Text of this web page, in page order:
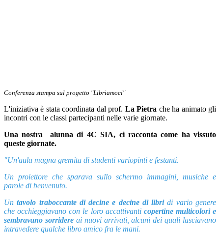
Conferenza stampa sul progetto "Libriamoci"
L'iniziativa è stata coordinata dal prof. La Pietra che ha animato gli
incontri con le classi partecipanti nelle varie giornate.
Una nostra alunna di 4C SIA, ci racconta come ha vissuto
queste giornate.
"Un'aula magna gremita di studenti variopinti e festanti.
Un proiettore che sparava sullo schermo immagini, musiche e
parole di benvenuto.
Untavolo traboccante di decine e decine di libridi vario genere
che occhieggiavano con le loro accattivanti copertine multicolori e
sembravano sorridere ai nuovi arrivati, alcuni dei quali lasciavano
intravedere qualche libro amico fra le mani.